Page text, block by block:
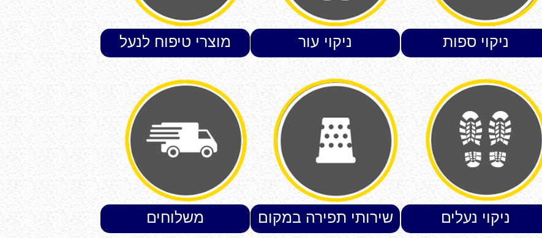
ניקוי ספות
ניקוי נעלים
ניקוי עור
שירותי תפירה במקום
מוצרי טיפוח לנעל
ולבגד
משלוחים